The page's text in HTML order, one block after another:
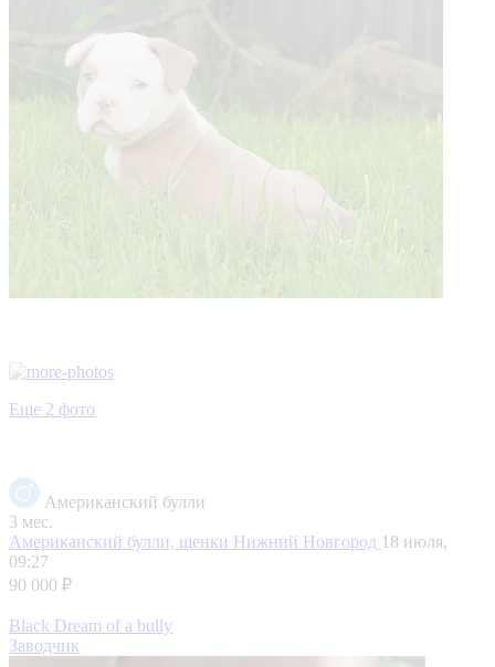
Еще 2 фото
Американский булли
3 мес.
Американский булли, щенки Нижний Новгород 18 июля,
09:27
90 000 ₽
Black Dream of a bully
Заводчик